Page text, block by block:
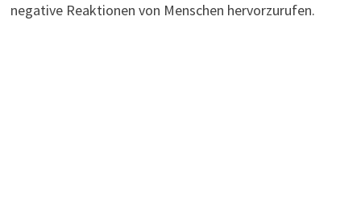
negative Reaktionen von Menschen hervorzurufen.